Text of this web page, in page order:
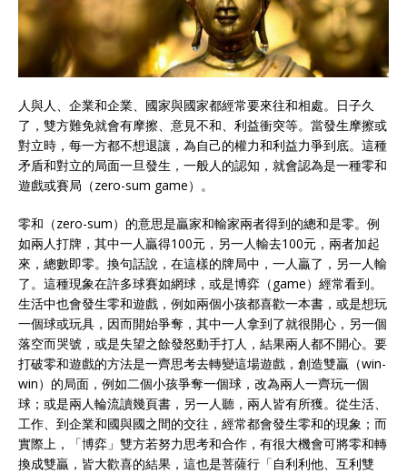
人與人、企業和企業、國家與國家都經常要來往和相處。日子久
了，雙方難免就會有摩擦、意見不和、利益衝突等。當發生摩擦或
對立時，每一方都不想退讓，為自己的權力和利益力爭到底。這種
矛盾和對立的局面一旦發生，一般人的認知，就會認為是一種零和
遊戲或賽局（zero-sum game）。
零和（zero-sum）的意思是贏家和輸家兩者得到的總和是零。例
如兩人打牌，其中一人贏得100元，另一人輸去100元，兩者加起
來，總數即零。換句話說，在這樣的牌局中，一人贏了，另一人輸
了。這種現象在許多球賽如網球，或是博弈（game）經常看到。
生活中也會發生零和遊戲，例如兩個小孩都喜歡一本書，或是想玩
一個球或玩具，因而開始爭奪，其中一人拿到了就很開心，另一個
落空而哭號，或是失望之餘發怒動手打人，結果兩人都不開心。要
打破零和遊戲的方法是一齊思考去轉變這場遊戲，創造雙贏（win-
win）的局面，例如二個小孩爭奪一個球，改為兩人一齊玩一個
球；或是兩人輪流讀幾頁書，另一人聽，兩人皆有所獲。從生活、
工作、到企業和國與國之間的交往，經常都會發生零和的現象；而
實際上，「博弈」雙方若努力思考和合作，有很大機會可將零和轉
換成雙贏，皆大歡喜的結果，這也是菩薩行「自利利他、互利雙